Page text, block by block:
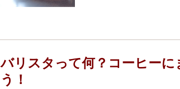
バリスタって何？コーヒーに
う！